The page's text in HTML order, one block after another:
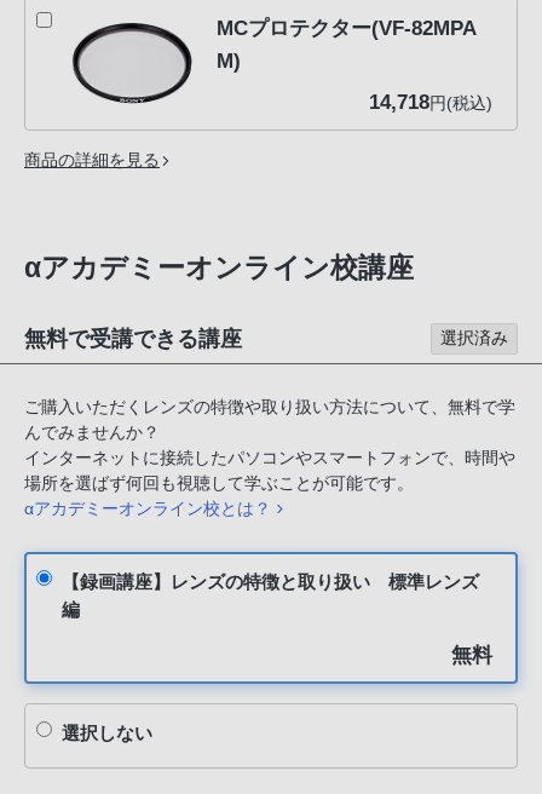
MCプロテクター(VF-82MPA
M)
14,718円(税込)
商品の詳細を見る
αアカデミーオンライン校講座
無料で受講できる講座 選択済み
ご購入いただくレンズの特徴や取り扱い方法について、無料で学
んでみませんか？
インターネットに接続したパソコンやスマートフォンで、時間や
場所を選ばず何回も視聴して学ぶことが可能です。
αアカデミーオンライン校とは？
【録画講座】レンズの特徴と取り扱い 標準レンズ
編
無料
選択しない